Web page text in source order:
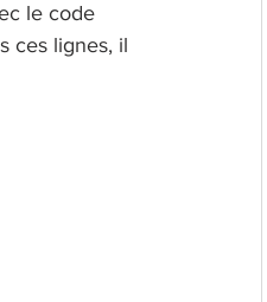
le code
ces lignes, il